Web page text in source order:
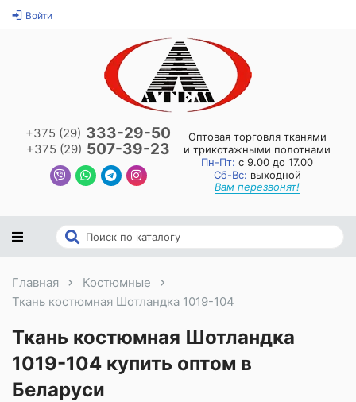
Войти
+375 (29) 333-29-50
+375 (29) 507-39-23
Оптовая торговля тканями
и трикотажными полотнами
Пн-Пт: с 9.00 до 17.00
Сб-Вс: выходной
Вам перезвонят!
Главная
Костюмные
Ткань костюмная Шотландка 1019-104
Ткань костюмная Шотландка
1019-104 купить оптом в
Беларуси